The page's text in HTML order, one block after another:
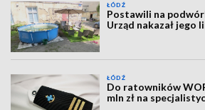
ŁÓDŹ
Postawili na
Urząd nakazał jego
ŁÓDŹ
Do ratowników
mln zł na